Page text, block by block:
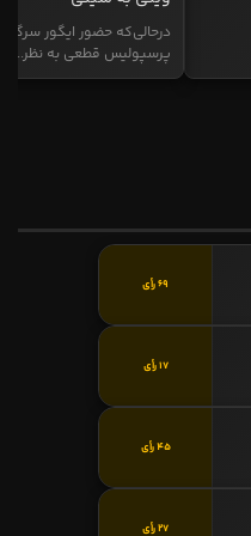
درحالی‌که حضور ایگور
پرسپولیس قطعی به نظر...
69 رأی
17 رأی
45 رأی
27 رأی